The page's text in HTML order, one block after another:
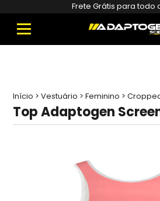
Frete Grátis para todo
produtos
Início >Vestuário >Feminino >
Adaptogen Screen Goiaba
Top Adaptogen